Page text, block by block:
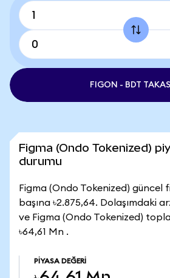
FIGON - BDT
Figma (Ondo Tokenized)
durumu
Figma (Ondo Tokenized) güncel
başına ৳2.875,64. Dolaşımdaki
ve Figma (Ondo Tokenized)
৳64,61 Mn .
PIYASA DEĞERI